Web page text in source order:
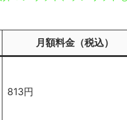
月額料金（税込）
813円